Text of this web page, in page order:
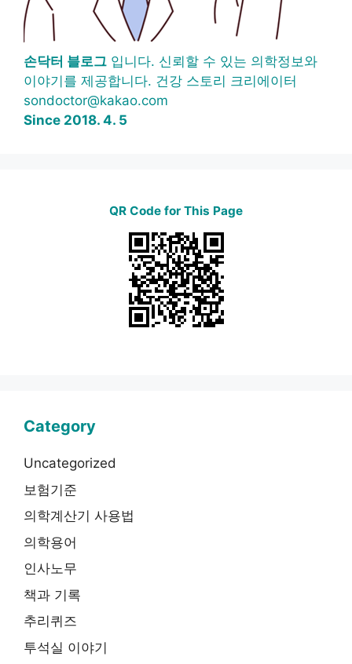
손닥터 블로그 입니다. 신뢰할 수 있는 의학정보와
이야기를 제공합니다. 건강 스토리 크리에이터
sondoctor@kakao.com
Since 2018. 4. 5
QR Code for This Page
Category
Uncategorized
보험기준
의학계산기 사용법
의학용어
인사노무
책과 기록
추리퀴즈
투석실 이야기